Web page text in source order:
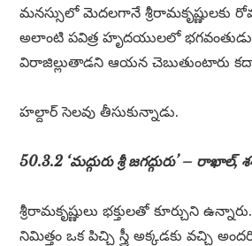
మనస్సులో మెదలగానే
అలాంటి పవిత్ర హృదయులలో భగవంతుడు
విరాజిల్లుతాడని ఆయన చెబుతుంటారు
హల్దార్ సెలవు తీసుకున్నాడు.
50.3.2 ‘మద్గురు శ్రీ జగద్గురు’ – రాఖాల్,
శ్రీరామకృష్ణులు భక్తులతో కూర్చుని
నిమిత్తం ఒక పిచ్చి స్త్రీ అక్కడకు వచ్చి